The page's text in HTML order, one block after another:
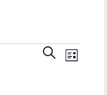
SUCHE
LISTE